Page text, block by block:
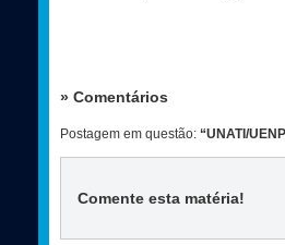
» Comentários
Postagem em questão: “UNATI/
Comente esta matéria!